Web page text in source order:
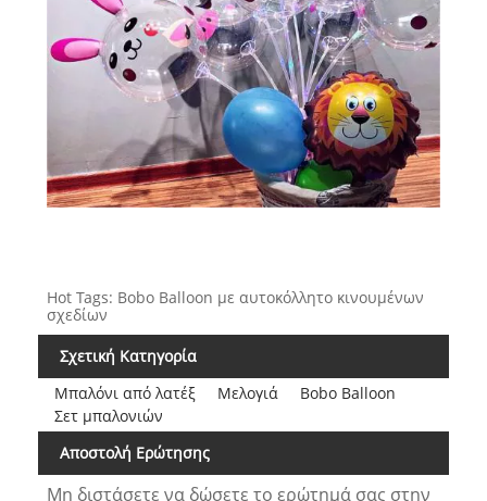
Hot Tags: Bobo Balloon με αυτοκόλλητο κινουμένων
σχεδίων
Σχετική Κατηγορία
Μπαλόνι από λατέξ
Μελογιά
Bobo Balloon
Σετ μπαλονιών
Αποστολή Ερώτησης
Μη διστάσετε να δώσετε το ερώτημά σας στην